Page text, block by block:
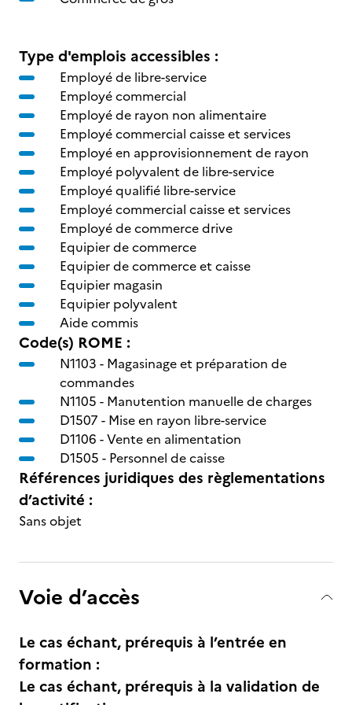
Type d'emplois accessibles :
Employé de libre-service
Employé commercial
Employé de rayon non alimentaire
Employé commercial caisse et services
Employé en approvisionnement de rayon
Employé polyvalent de libre-service
Employé qualifié libre-service
Employé commercial caisse et services
Employé de commerce drive
Equipier de commerce
Equipier de commerce et caisse
Equipier magasin
Equipier polyvalent
Aide commis
Code(s) ROME :
N1103 - Magasinage et préparation de
commandes
N1105 - Manutention manuelle de charges
D1507 - Mise en rayon libre-service
D1106 -Vente en alimentation
D1505 - Personnel de caisse
Références juridiques des règlementations
d’activité :
Sans objet
Voie d’accès
Le cas échant, prérequis à l’entrée en
formation :
Le cas échant, prérequis à la validation de